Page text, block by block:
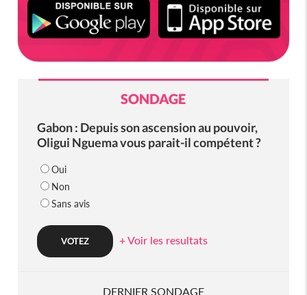
SONDAGE
Gabon : Depuis son ascension au pouvoir,
Oligui Nguema vous parait-il compétent ?
Oui
Non
Sans avis
+ Voir les resultats
DERNIER SONDAGE